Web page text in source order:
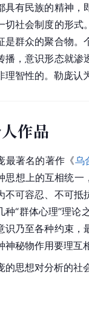
具有民族的精神，
切社会制度的形式
是群众的聚合物。
播，意识形态就渗
理智性的。勒庞认
作品
最著名的著作《乌
思想上的互相统
不可容忍、不可抵
种“群体心理”理
识乃至各种约束，
神秘物作用要理互
的思想对分析的社